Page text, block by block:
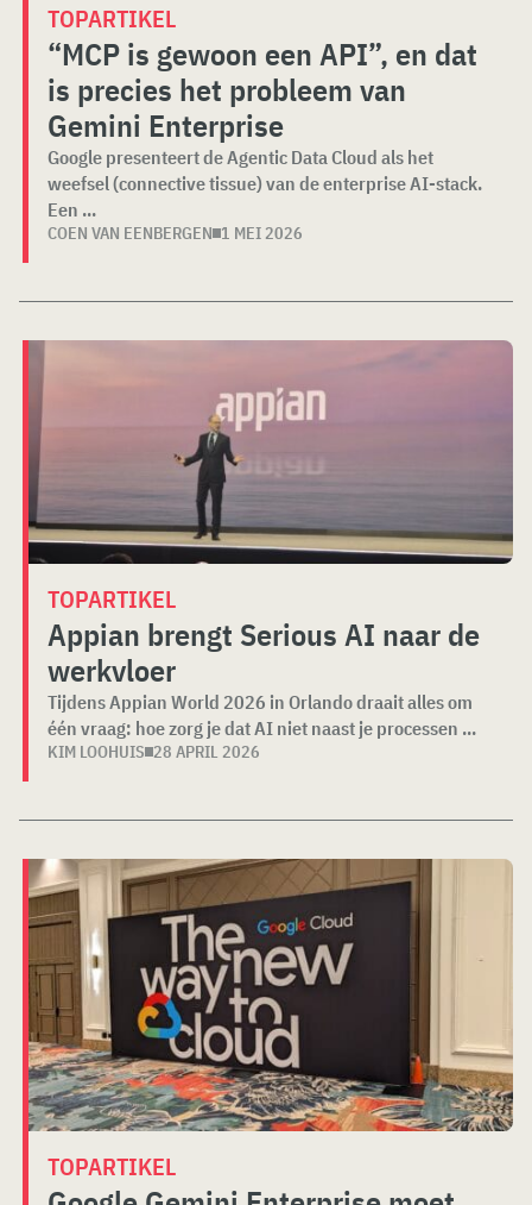
TOPARTIKEL
“MCP is gewoon een API”, en dat
is precies het probleem van
Gemini Enterprise
Google presenteert de Agentic Data Cloud als het
weefsel (connective tissue) van de enterprise AI-stack.
Een ...
COEN VAN EENBERGEN 1 MEI 2026
TOPARTIKEL
Appian brengt Serious AI naar de
werkvloer
Tijdens Appian World 2026 in Orlando draait alles om
één vraag: hoe zorg je dat AI niet naast je processen ...
KIM LOOHUIS 28 APRIL 2026
TOPARTIKEL